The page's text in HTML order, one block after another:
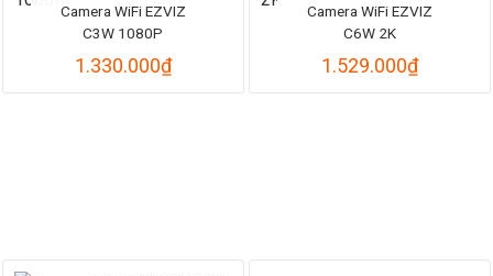
Camera WiFi EZVIZ
C3W 1080P
1.330.000₫
Camera WiFi EZVIZ
C6W 2K
1.529.000₫